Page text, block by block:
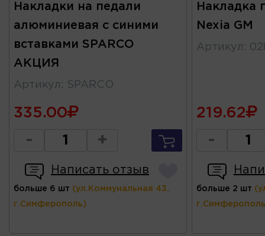
Накладки на педали
алюминиевая с синими
вставками SPARCO
АКЦИЯ
Артикул : SPARCO
335.00
- +
Написать отзыв
больше 6 шт (ул.Коммунальная 43,
г.Симферополь)
Накладка
Nexia GM
Артикул :
219.62
-
больше 2 шт